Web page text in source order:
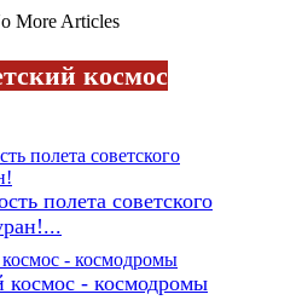
More Articles
космос
полета советского
космос - космодромы